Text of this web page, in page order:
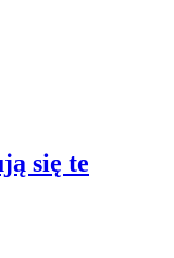
się te